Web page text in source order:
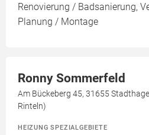
Renovierung / Badsanierung,
Planung / Montage
Ronny Sommerfeld
Am Bückeberg 45, 31655
Rinteln)
HEIZUNG SPEZIALGEBIETE